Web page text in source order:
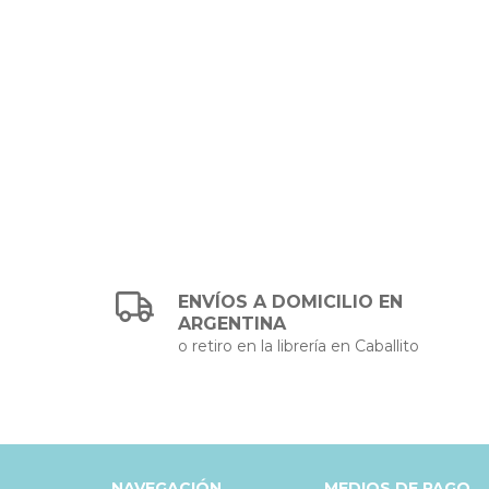
ENVÍOS A DOMICILIO EN
ARGENTINA
o retiro en la librería en Caballito